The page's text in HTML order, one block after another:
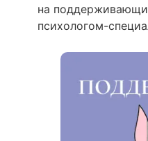
на
психологом-